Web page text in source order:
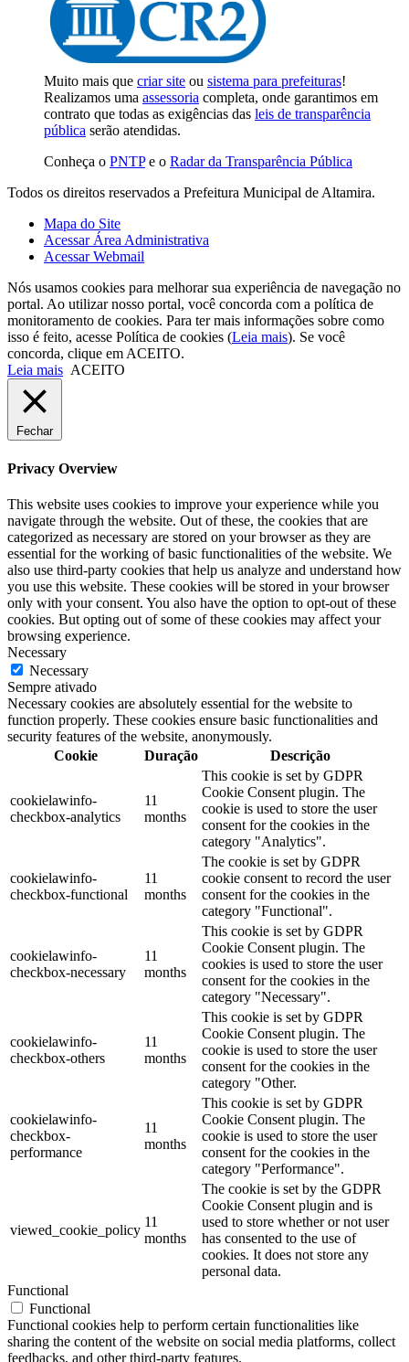
Muito mais que criar site ou sistema para prefeituras!
Realizamos uma assessoria completa, onde garantimos em
contrato que todas as exigências das leis de transparência
pública serão atendidas.
Conheça o PNTPe o Radar da Transparência Pública
Todos os direitos reservados a Prefeitura Municipal de Altamira.
Mapa do Site
Acessar Área Administrativa
Acessar Webmail
Nós usamos cookies para melhorar sua experiência de navegação no
portal. Ao utilizar nosso portal, você concorda com a política de
monitoramento de cookies. Para ter mais informações sobre como
isso é feito, acesse Política de cookies (Leia mais). Se você
concorda, clique em ACEITO.
Leia mais ACEITO
Fechar
Privacy Overview
This website uses cookies to improve your experience while you
navigate through the website. Out of these, the cookies that are
categorized as necessary are stored on your browser as they are
essential for the working of basic functionalities of the website. We
also use third-party cookies that help us analyze and understand how
you use this website. These cookies will be stored in your browser
only with your consent. You also have the option to opt-out of these
cookies. But opting out of some of these cookies may affect your
browsing experience.
Necessary
Necessary
Sempre ativado
Necessary cookies are absolutely essential for the website to
function properly. These cookies ensure basic functionalities and
security features of the website, anonymously.
Cookie
Duração Descrição
cookielawinfo-
checkbox-analytics
11
months
This cookie is set by GDPR
Cookie Consent plugin. The
cookie is used to store the user
consent for the cookies in the
category "Analytics".
cookielawinfo-
checkbox-functional
11
months
The cookie is set by GDPR
cookie consent to record the user
consent for the cookies in the
category "Functional".
cookielawinfo-
checkbox-necessary
11
months
This cookie is set by GDPR
Cookie Consent plugin. The
cookies is used to store the user
consent for the cookies in the
category "Necessary".
cookielawinfo-
checkbox-others
11
months
This cookie is set by GDPR
Cookie Consent plugin. The
cookie is used to store the user
consent for the cookies in the
category "Other.
cookielawinfo-
checkbox-
performance
11
months
This cookie is set by GDPR
Cookie Consent plugin. The
cookie is used to store the user
consent for the cookies in the
category "Performance".
viewed_cookie_policy
11
months
The cookie is set by the GDPR
Cookie Consent plugin and is
used to store whether or not user
has consented to the use of
cookies. It does not store any
personal data.
Functional
Functional
Functional cookies help to perform certain functionalities like
sharing the content of the website on social media platforms, collect
feedbacks, and other third-party features.